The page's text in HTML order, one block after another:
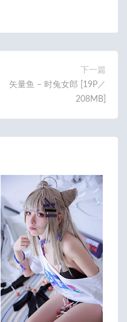
下一篇
矢量鱼 – 时兔女郎 [19P／
208MB]